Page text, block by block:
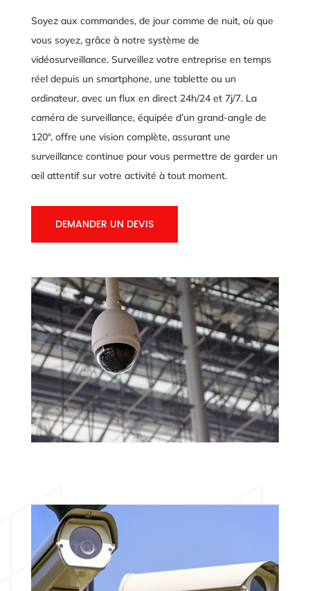
Soyez aux commandes, de jour comme de nuit, où que
vous soyez, grâce à notre système de
vidéosurveillance. Surveillez votre entreprise en temps
réel depuis un smartphone, une tablette ou un
ordinateur, avec un flux en direct 24h/24 et 7j/7. La
caméra de surveillance, équipée d’un grand-angle de
120°, offre une vision complète, assurant une
surveillance continue pour vous permettre de garder un
œil attentif sur votre activité à tout moment.
DEMANDER UN DEVIS